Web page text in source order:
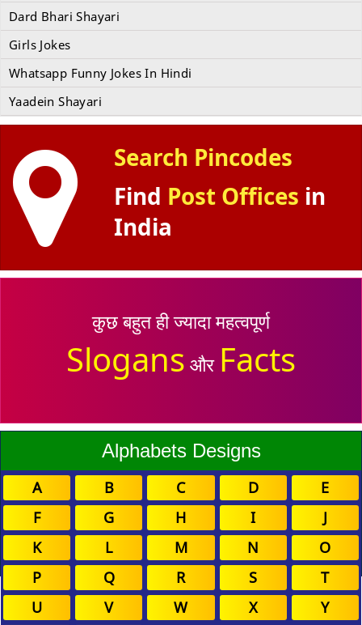
Dard Bhari Shayari
Girls Jokes
Whatsapp Funny Jokes In Hindi
Yaadein Shayari
Search Pincodes
Find Post Offices in
India
कुछ बहुत ही ज्यादा महत्वपूर्ण
Slogans और Facts
Alphabets Designs
A B C D
E
F
G H I
J
K
L M N
O
P
Q R S
T
U
V W X
Y